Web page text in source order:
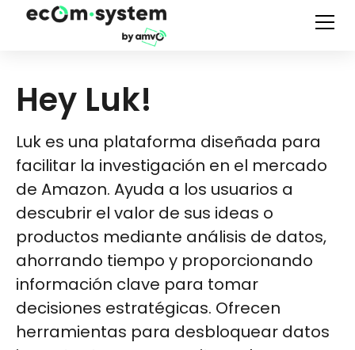
Hey Luk!
Luk es una plataforma diseñada para
facilitar la investigación en el mercado
de Amazon. Ayuda a los usuarios a
descubrir el valor de sus ideas o
productos mediante análisis de datos,
ahorrando tiempo y proporcionando
información clave para tomar
decisiones estratégicas. Ofrecen
herramientas para desbloquear datos